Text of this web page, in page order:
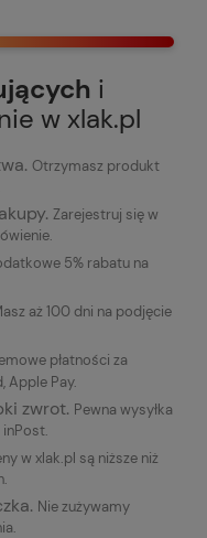
i
w xlak.pl
. Otrzymasz produkt
Zarejestruj się w
5% rabatu na
aż 100 dni na podjęcie
płatności za
Apple Pay.
zwrot. Pewna wysyłka
w xlak.pl są niższe niż
Nie zużywamy